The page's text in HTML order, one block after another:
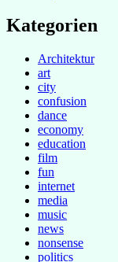
Kategorien
Architektur
art
city
confusion
dance
economy
education
film
fun
internet
media
music
news
nonsense
politics